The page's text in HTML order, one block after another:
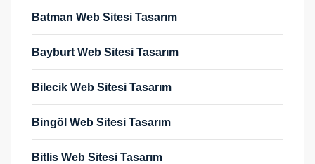
Batman Web Sitesi Tasarım
Bayburt Web Sitesi Tasarım
Bilecik Web Sitesi Tasarım
Bingöl Web Sitesi Tasarım
Bitlis Web Sitesi Tasarım